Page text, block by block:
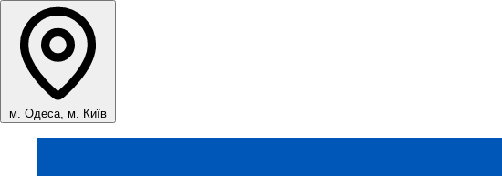
м. Одеса, м. Київ